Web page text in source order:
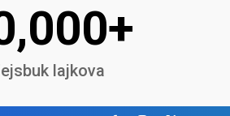
lajkova